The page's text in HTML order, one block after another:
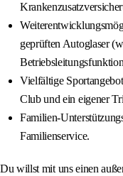
geprüften Autoglaser
Vielfältige
Club und ein eigener
Familien-
Familienservice.
Du willst mit uns einen